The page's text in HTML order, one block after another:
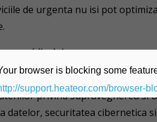
de urgenta nu isi pot
publicului
tot mai multe camere video,
privind supravegherea si
datelor, securitatea cibernetica
browser is blocking some
support.heateor.com/browser-